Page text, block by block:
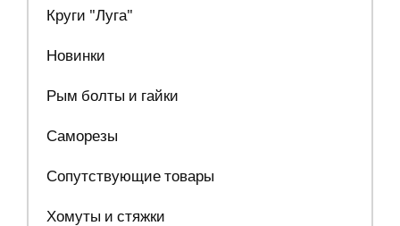
Круги "Луга"
Новинки
Рым болты и гайки
Саморезы
Сопутствующие товары
Хомуты и стяжки